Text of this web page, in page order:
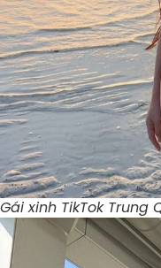
Gái xinh TikTok Trung